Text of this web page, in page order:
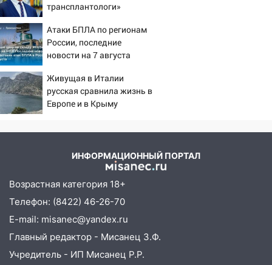
09:50
В Ульяновске черный коршун
застрял в тепловозе
09:44
Ульяновские спасатели помогли
юному велосипедисту на улице
Чернышевского
08:21
В Заволжском районе украли два
велосипеда
07:18 В Ульяновск идет
погода в четверг
06:00 Четыре года борьбы: ульяновские
юристы помогли женщине засудить УК
за плесень на стенах
05:00
Кому 6 августа звезды сулят
прибыль, а кому — испытания на
прочность
трансплантологи»
пациентов
Атаки БПЛА по регионам
России, последние
новости на 7 августа
на склады Wildberries,
состояние пострадавших
Живущая в Италии
русская сравнила жизнь в
Европе и в Крыму
ИНФОРМАЦИОННЫЙ ПОРТАЛ
Возрастная категория 18+
Телефон: (8422) 46-26-70
E-mail: misanec@yandex.ru
Главный редактор - Мисанец З.Ф.
Учредитель - ИП Мисанец Р.Р.